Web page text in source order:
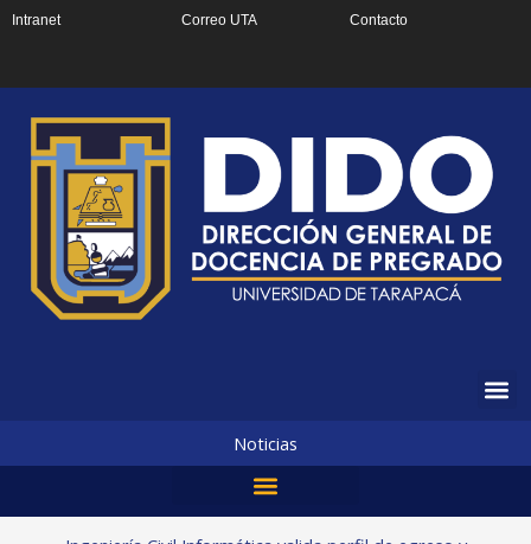
Intranet Correo UTA Contacto
Noticias